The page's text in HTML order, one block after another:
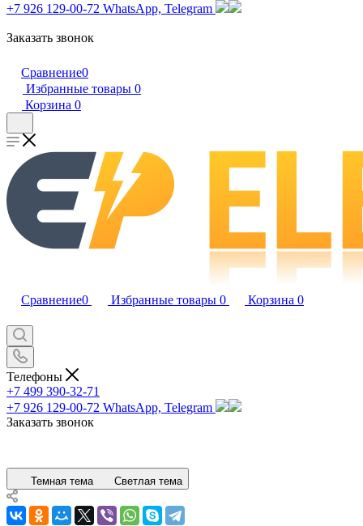
+7 926 129-00-72 WhatsApp, Telegram
Заказать звонок
Сравнение0
Избранные товары 0
Корзина 0
Сравнение0 Избранные товары 0 Корзина 0
Телефоны
+7 499 390-32-71
+7 926 129-00-72 WhatsApp, Telegram
Заказать звонок
Темная тема Светлая тема